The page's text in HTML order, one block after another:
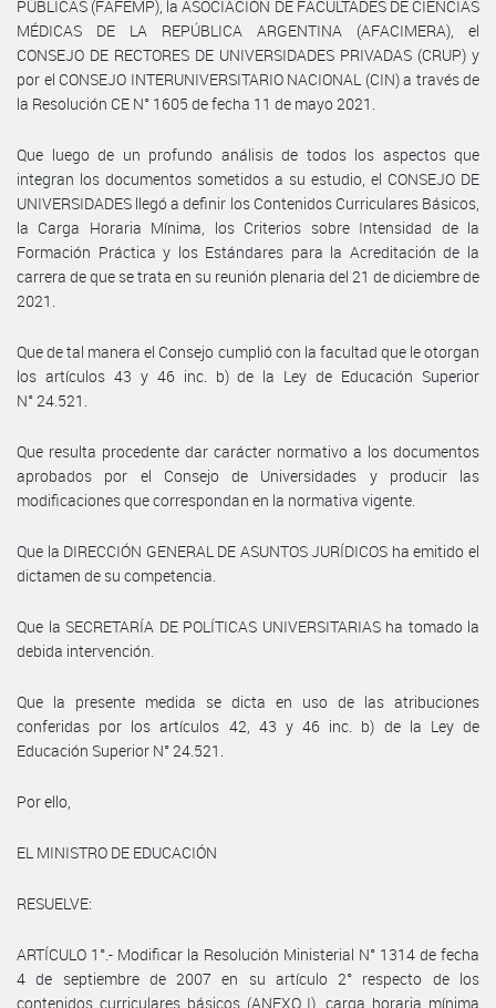
PÚBLICAS (FAFEMP), la ASOCIACIÓN DE FACULTADES DE CIENCIAS
MÉDICAS DE LA REPÚBLICA ARGENTINA (AFACIMERA), el
CONSEJO DE RECTORES DE UNIVERSIDADES PRIVADAS (CRUP) y
por el CONSEJO INTERUNIVERSITARIO NACIONAL (CIN) a través de
la Resolución CE N° 1605 de fecha 11 de mayo 2021.
Que luego de un profundo análisis de todos los aspectos que
integran los documentos sometidos a su estudio, el CONSEJO DE
UNIVERSIDADES llegó a definir los Contenidos Curriculares Básicos,
la Carga Horaria Mínima, los Criterios sobre Intensidad de la
Formación Práctica y los Estándares para la Acreditación de la
carrera de que se trata en su reunión plenaria del 21 de diciembre de
2021.
Que de tal manera el Consejo cumplió con la facultad que le otorgan
los artículos 43 y 46 inc. b) de la Ley de Educación Superior
N° 24.521.
Que resulta procedente dar carácter normativo a los documentos
aprobados por el Consejo de Universidades y producir las
modificaciones que correspondan en la normativa vigente.
Que la DIRECCIÓN GENERAL DE ASUNTOS JURÍDICOS ha emitido el
dictamen de su competencia.
Que la SECRETARÍA DE POLÍTICAS UNIVERSITARIAS ha tomado la
debida intervención.
Que la presente medida se dicta en uso de las atribuciones
conferidas por los artículos 42, 43 y 46 inc. b) de la Ley de
Educación Superior N° 24.521.
Por ello,
EL MINISTRO DE EDUCACIÓN
RESUELVE:
ARTÍCULO 1°.- Modificar la Resolución Ministerial N° 1314 de fecha
4 de septiembre de 2007 en su artículo 2° respecto de los
contenidos curriculares básicos (ANEXO I), carga horaria mínima